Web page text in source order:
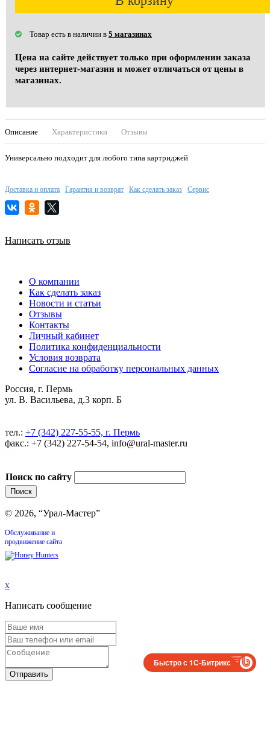
Товар есть в наличии в 5 магазинах
Цена на сайте действует только при оформлении заказа
через интернет-магазин и может отличаться от цены в
магазинах.
Описание Характеристики Отзывы
Универсально подходит для любого типа картриджей
Доставка и оплата Гарантия и возврат Как сделать заказ Сервис
Написать отзыв
О компании
Как сделать заказ
Новости и статьи
Отзывы
Контакты
Личный кабинет
Политика конфиденциальности
Условия возврата
Согласие на обработку персональных данных
Россия, г. Пермь
ул. В. Васильева, д.3 корп. Б
тел.: +7 (342) 227-55-55, г. Пермь
факс.: +7 (342) 227-54-54, info@ural-master.ru
Поиск по сайту
© 2026, “Урал-Мастер”
Обслуживание и
продвижение сайта
x
Написать сообщение
Отправить
Быстро с 1С-Битрикс